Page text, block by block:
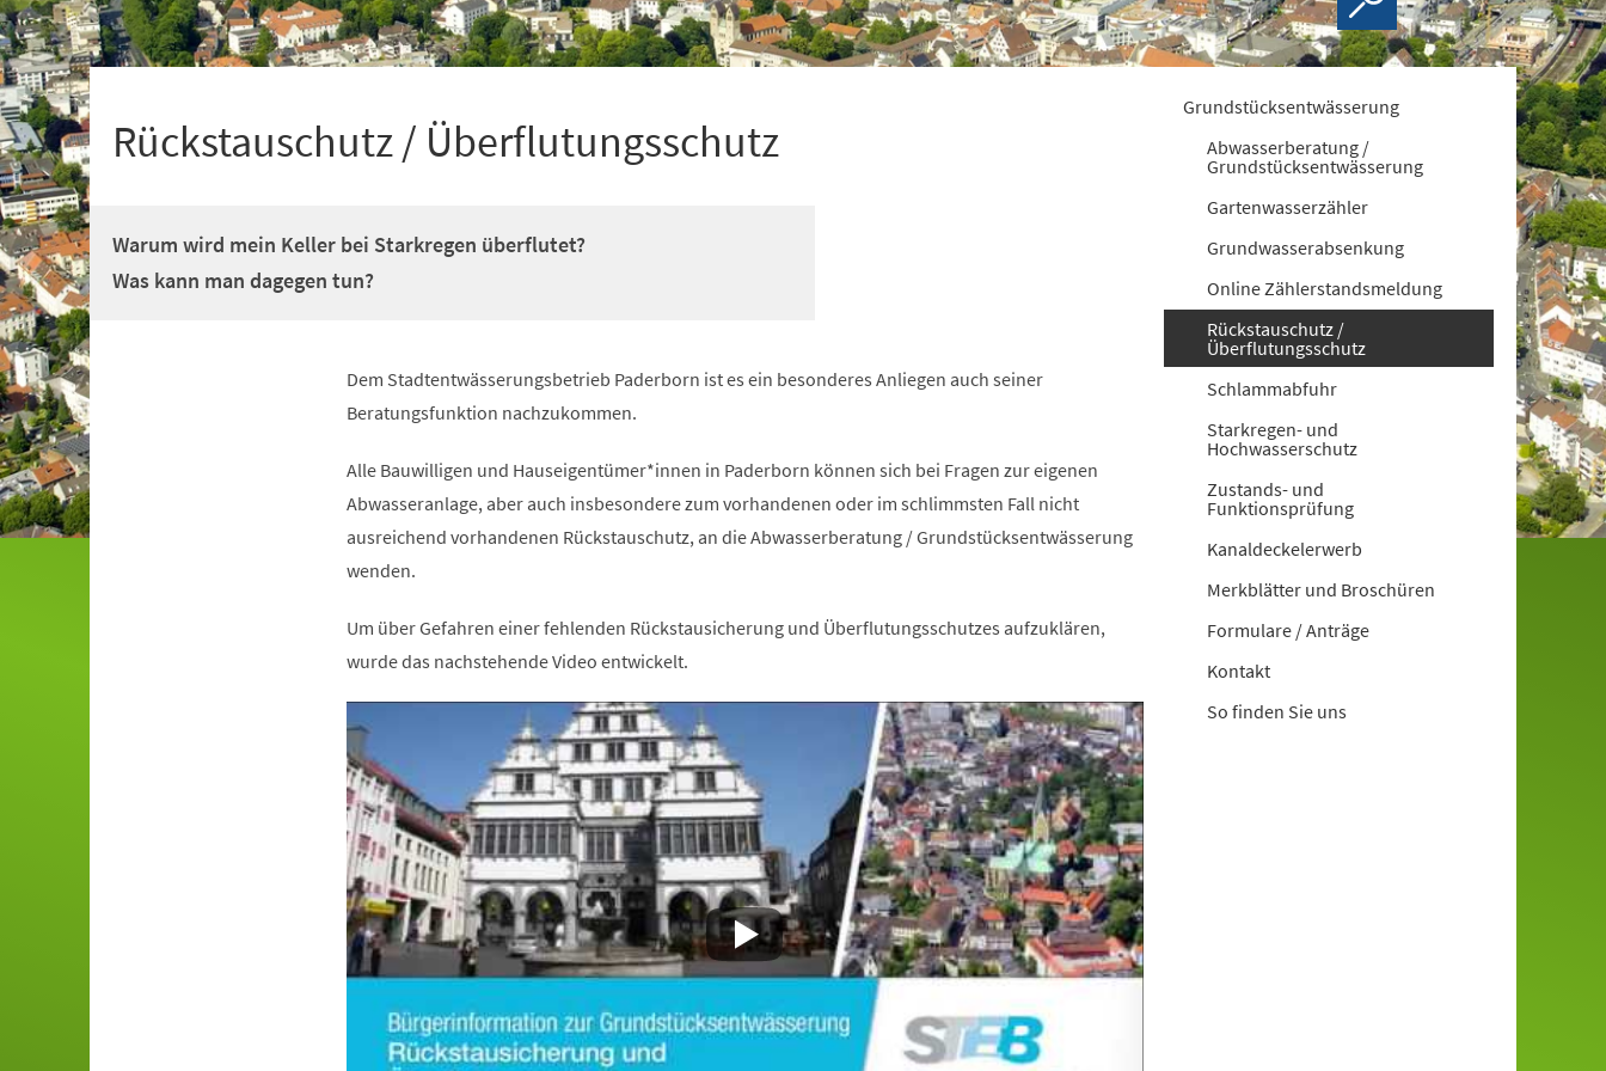
+
1
Rückstauschutz / Überflutungsschutz
Warum wird mein Keller bei Starkregen überflutet?
Was kann man dagegen tun?
Dem Stadtentwässerungsbetrieb Paderborn ist es ein besonderes Anliegen auch seiner
Beratungsfunktion nachzukommen.
Alle Bauwilligen und Hauseigentümer*innen in Paderborn können sich bei Fragen zur eigenen
Abwasseranlage, aber auch insbesondere zum vorhandenen oder im schlimmsten Fall nicht
ausreichend vorhandenen Rückstauschutz, an die Abwasserberatung / Grundstücksentwässerung
wenden.
Um über Gefahren einer fehlenden Rückstausicherung und Überflutungsschutzes aufzuklären,
wurde das nachstehende Video entwickelt.
Grundstücksentwässerung
Abwasserberatung /
Grundstücksentwässerung
Gartenwasserzähler
Grundwasserabsenkung
Online Zählerstandsmeldung
Rückstauschutz /
Überflutungsschutz
Schlammabfuhr
Starkregen- und
Hochwasserschutz
Zustands- und
Funktionsprüfung
Kanaldeckelerwerb
Merkblätter und Broschüren
Formulare / Anträge
Kontakt
So finden Sie uns